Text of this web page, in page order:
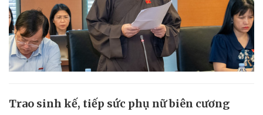
Trao sinh kế, tiếp sức phụ nữ biên cương